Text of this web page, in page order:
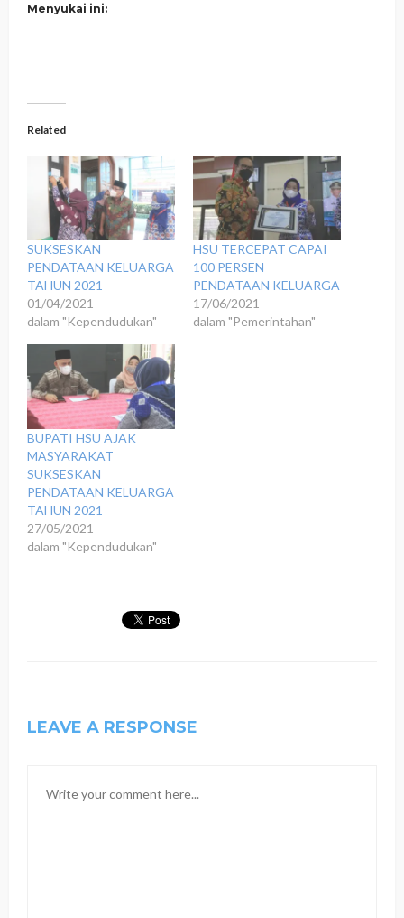
Menyukai ini:
Related
SUKSESKAN
PENDATAAN KELUARGA
TAHUN 2021
01/04/2021
dalam "Kependudukan"
HSU TERCEPAT CAPAI
100 PERSEN
PENDATAAN KELUARGA
17/06/2021
dalam "Pemerintahan"
BUPATI HSU AJAK
MASYARAKAT
SUKSESKAN
PENDATAAN KELUARGA
TAHUN 2021
27/05/2021
dalam "Kependudukan"
LEAVE A RESPONSE